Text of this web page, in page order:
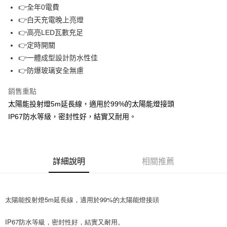
Apple Pay
街口支付
悠遊付
Google Pay
運送方式
全家取貨付款
每筆NT$60，滿NT$499(含以上)免運費
每筆NT$60，滿NT$598(含以上)免運費
付款後萊爾富取貨
👉全年0電費
👉白天充電晚上亮燈
👉高亮LED瓦數充足
👉定時開關
👉一體成型設計防水性佳
👉防爆玻璃安全無慮
銷售重點
太陽能投射燈5m延長線，適用於99%的太陽能燈接頭
IP67防水等級，密封性好，結實又耐用。
詳細說明 相關推薦
太陽能投射燈5m延長線，適用於99%的太陽能燈接頭
IP67防水等級，密封性好，結實又耐用。